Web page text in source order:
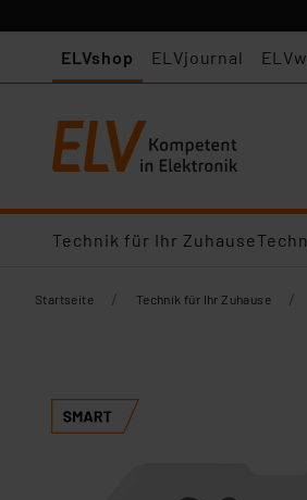
ELVshop ELVjournal
Technik für Ihr Zuhause
Startseite / Technik für Ihr Zuhause /